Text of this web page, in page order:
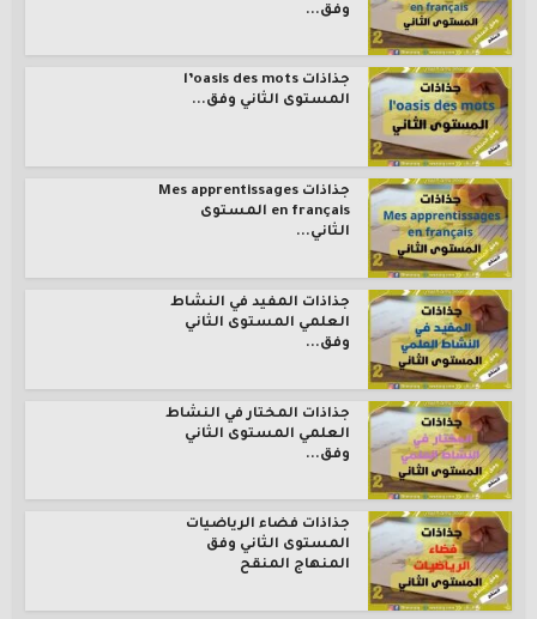
وفق...
جذاذات l’oasis des mots
المستوى الثاني وفق...
جذاذات Mes apprentissages
en français المستوى
الثاني...
جذاذات المفيد في النشاط
العلمي المستوى الثاني
وفق...
جذاذات المختار في النشاط
العلمي المستوى الثاني
وفق...
جذاذات فضاء الرياضيات
المستوى الثاني وفق
المنهاج المنقح